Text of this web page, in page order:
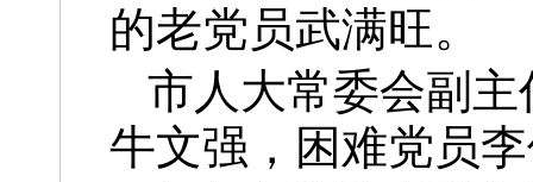
的老党员武满旺。
市人大常委会副
牛文强，困难党员